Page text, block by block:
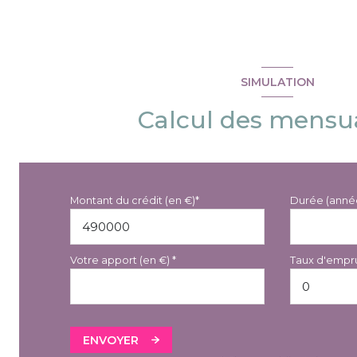
SIMULATION
Calcul des
Montant du crédit (en €)* Durée
Votre apport (en €) * Taux
ENVOYER